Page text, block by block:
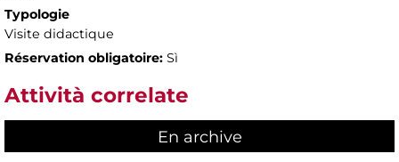
Typologie
Visite didactique
Réservation obligatoire: Sì
Attività correlate
En archive